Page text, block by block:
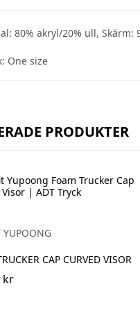
80% akryl/20% ull, Skärm:
One size
PRODUKTER
YUPOONG
CAP CURVED VISOR
kr